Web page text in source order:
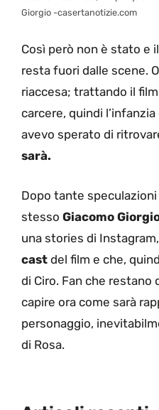
Giorgio -casertanotizie.com
Così però non è stato e
resta fuori dalle scene.
riaccesa; trattando il
carcere, quindi
avevo sperato di
sarà.
Dopo tante
stesso Giacomo
una stories di
cast del film e che,
di Ciro. Fan che restano
capire ora come sarà
personaggio,
di Rosa.